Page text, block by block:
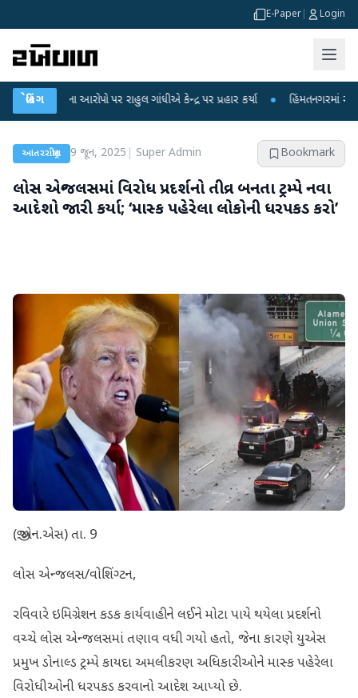
E-Paper Login
બ્રેકિંગ
આરોપો પર રાહુલ ગાંધીએ કેન્દ્ર પર પ્રહાર કર્યા ● હિંમતનગરમાં રહસ્યમય વાયરસ કે
આંતરરાષ્ટ્રીય 9 જૂન, 2025 Super Admin Bookmark
લોસ એન્જલસમાં વિરોધ પ્રદર્શનો તીવ્ર બનતા ટ્રમ્પે નવા
આદેશો જારી કર્યા; ‘માસ્ક પહેરેલા લોકોની ધરપકડ કરો’
(જી.એન.એસ) તા. 9
લોસ એન્જલસ/વોશિંગ્ટન,
રવિવારે ઇમિગ્રેશન કડક કાર્યવાહીને લઈને મોટા પાયે થયેલા પ્રદર્શનો
વચ્ચે લોસ એન્જલસમાં તણાવ વધી ગયો હતો, જેના કારણે યુએસ
પ્રમુખ ડોનાલ્ડ ટ્રમ્પે કાયદા અમલીકરણ અધિકારીઓને માસ્ક પહેરેલા
વિરોધીઓની ધરપકડ કરવાનો આદેશ આપ્યો છે.